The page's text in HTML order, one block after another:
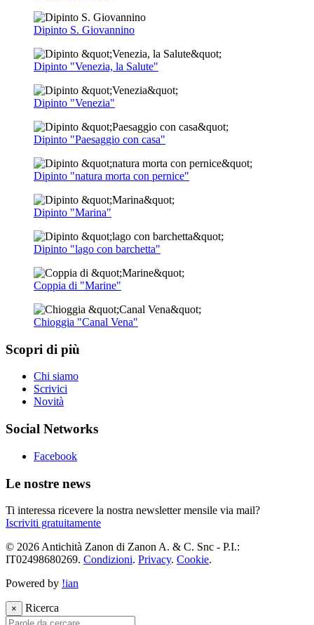
Dipinto S. Giovannino
Dipinto "Venezia, la Salute"
Dipinto "Venezia"
Dipinto "Paesaggio con casa"
Dipinto "natura morta con pernice"
Dipinto "Marina"
Dipinto "lago con barchetta"
Coppia di "Marine"
Chioggia "Canal Vena"
Scopri di più
Chi siamo
Scrivici
Novità
Social Networks
Facebook
Le nostre news
Ti interessa ricevere la nostra newsletter mensile via mail?
Iscriviti gratuitamente
© 2026 Antichità Zanon di Zanon A. & C. Snc - P.I.:
IT02498680269. Condizioni. Privacy. Cookie.
Powered by !ian
× Ricerca